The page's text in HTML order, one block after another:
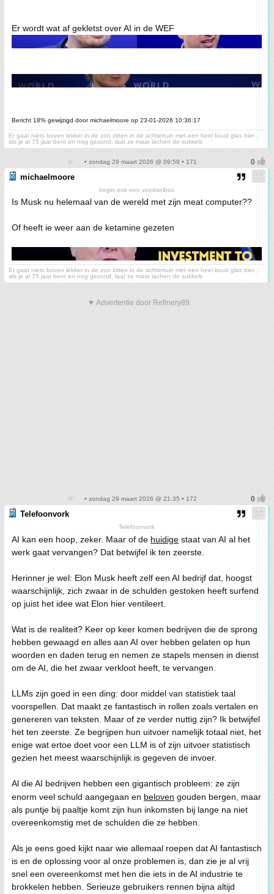
Er wordt wat af gekletst over AI in de WEF
Bericht 18% gewijzigd door michaelmoore op 23-01-2026 10:36:17
Er gaat niets boven lekker in de zon zitten in de achtertuin met een heel koud glas bier ,
als je al 75 jaar bent en nog gezond, laat ze maar lachen de sukkels
• zondag 29 maart 2026 @ 09:59 • 171
michaelmoore
begin ook een voedselbos
Is Musk nu helemaal van de wereld met zijn meat computer??
Of heeft ie weer aan de ketamine gezeten
Er gaat niets boven lekker in de zon zitten in de achtertuin met een heel koud glas bier ,
als je al 75 jaar bent en nog gezond, laat ze maar lachen de sukkels
▼ Advertentie door Refinery89
• zondag 29 maart 2026 @ 21:35 • 172
Telefoonvork
Telefoonvork
AI kan een hoop, zeker. Maar of de huidige staat van AI al het
werk gaat vervangen? Dat betwijfel ik ten zeerste.
Herinner je wel: Elon Musk heeft zelf een AI bedrijf dat, hoogst
waarschijnlijk, zich zwaar in de schulden gestoken heeft surfend
op juist het idee wat Elon hier ventileert.
Wat is de realiteit? Keer op keer komen bedrijven die de sprong
hebben gewaagd en alles aan AI over hebben gelaten op hun
woorden en daden terug en nemen ze stapels mensen in dienst
om de AI, die het zwaar verkloot heeft, te vervangen.
LLMs zijn goed in een ding: door middel van statistiek taal
voorspellen. Dat maakt ze fantastisch in rollen zoals vertalen en
genereren van teksten. Maar of ze verder nuttig zijn? Ik betwijfel
het ten zeerste. Ze begrijpen hun uitvoer namelijk totaal niet, het
enige wat ertoe doet voor een LLM is of zijn uitvoer statistisch
gezien het meest waarschijnlijk is gegeven de invoer.
Al die AI bedrijven hebben een gigantisch probleem: ze zijn
enorm veel schuld aangegaan en beloven gouden bergen, maar
als puntje bij paaltje komt zijn hun inkomsten bij lange na niet
overeenkomstig met de schulden die ze hebben.
Als je eens goed kijkt naar wie allemaal roepen dat AI fantastisch
is en de oplossing voor al onze problemen is, dan zie je al vrij
snel een overeenkomst met hen die iets in de AI industrie te
brokkelen hebben. Serieuze gebruikers rennen bijna altijd